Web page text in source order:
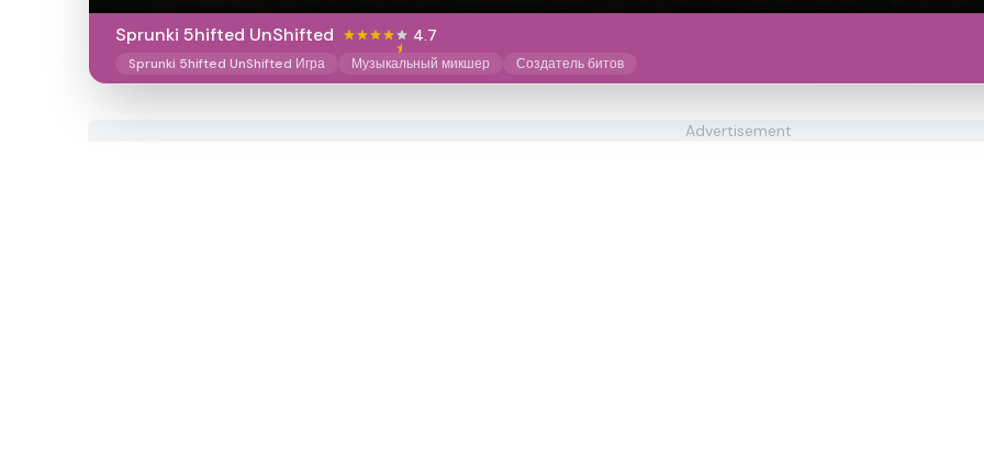
Sprunki 5hifted UnShifted 4.7
Sprunki 5hifted UnShifted Игра Музыкальный микшер Создатель битов
Advertisement